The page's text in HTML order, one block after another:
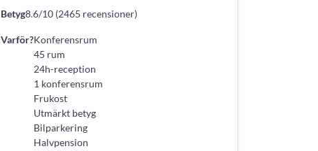
Betyg8.6/10 (2465 recensioner)
Varför?Konferensrum
45 rum
24h-reception
1 konferensrum
Frukost
Utmärkt betyg
Bilparkering
Halvpension